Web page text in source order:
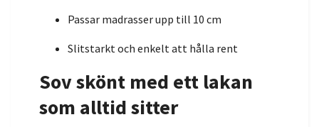
Passar madrasser upp till 10 cm
Slitstarkt och enkelt att hålla rent
Sov skönt med ett lakan
som alltid sitter